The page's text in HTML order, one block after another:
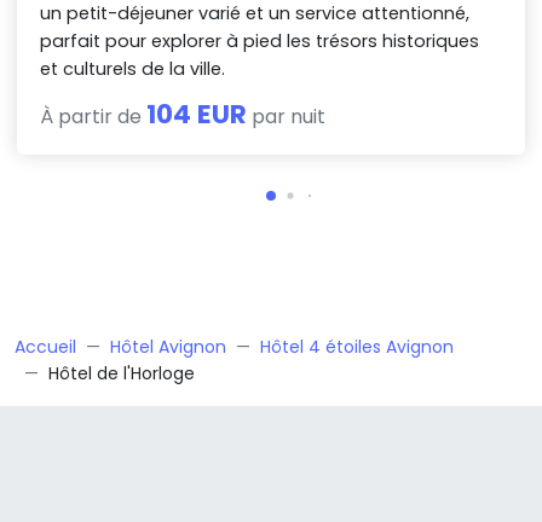
un petit-déjeuner varié et un service attentionné,
parfait pour explorer à pied les trésors historiques
et culturels de la ville.
À partir de 104 EUR par nuit
Accueil Hôtel Avignon
Hôtel 4 étoiles Avignon
Hôtel de l'Horloge